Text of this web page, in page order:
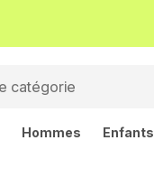
Hommes Enfants